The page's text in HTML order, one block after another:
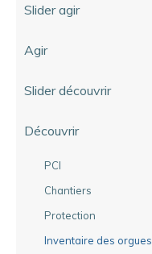
Slider agir
Agir
Slider découvrir
Découvrir
PCI
Chantiers
Protection
Inventaire des orgues